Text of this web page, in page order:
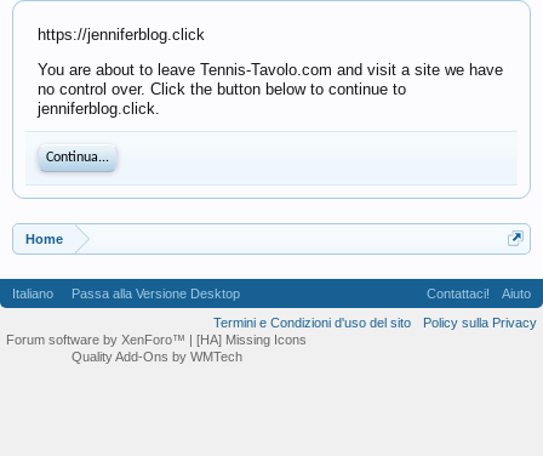
https://jenniferblog.click
You are about to leave Tennis-Tavolo.com and visit a site we have
no control over. Click the button below to continue to
jenniferblog.click.
Continua...
Home
Italiano Passa alla Versione Desktop Contattaci!
Aiuto
Termini e Condizioni d'uso del sito
Policy sulla Privacy
Forum software by XenForo™ | [HA] Missing Icons
Quality Add-Ons by WMTech